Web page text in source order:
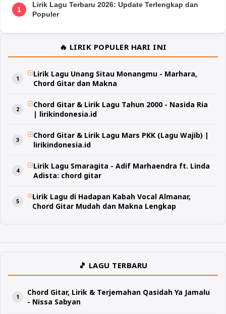
1
Lirik Lagu Terbaru 2026: Update Terlengkap dan
Populer
🔥 LIRIK POPULER HARI INI
Lirik Lagu Unang Sitau Monangmu - Marhara,
Chord Gitar dan Makna
Chord Gitar & Lirik Lagu Tahun 2000 - Nasida Ria
| lirikindonesia.id
Chord Gitar & Lirik Lagu Mars PKK (Lagu Wajib) |
lirikindonesia.id
Lirik Lagu Smaragita - Adif Marhaendra ft. Linda
Adista: chord gitar
Lirik Lagu di Hadapan Kabah Vocal Almanar,
Chord Gitar Mudah dan Makna Lengkap
🎵 LAGU TERBARU
Chord Gitar, Lirik & Terjemahan Qasidah Ya Jamalu
- Nissa Sabyan